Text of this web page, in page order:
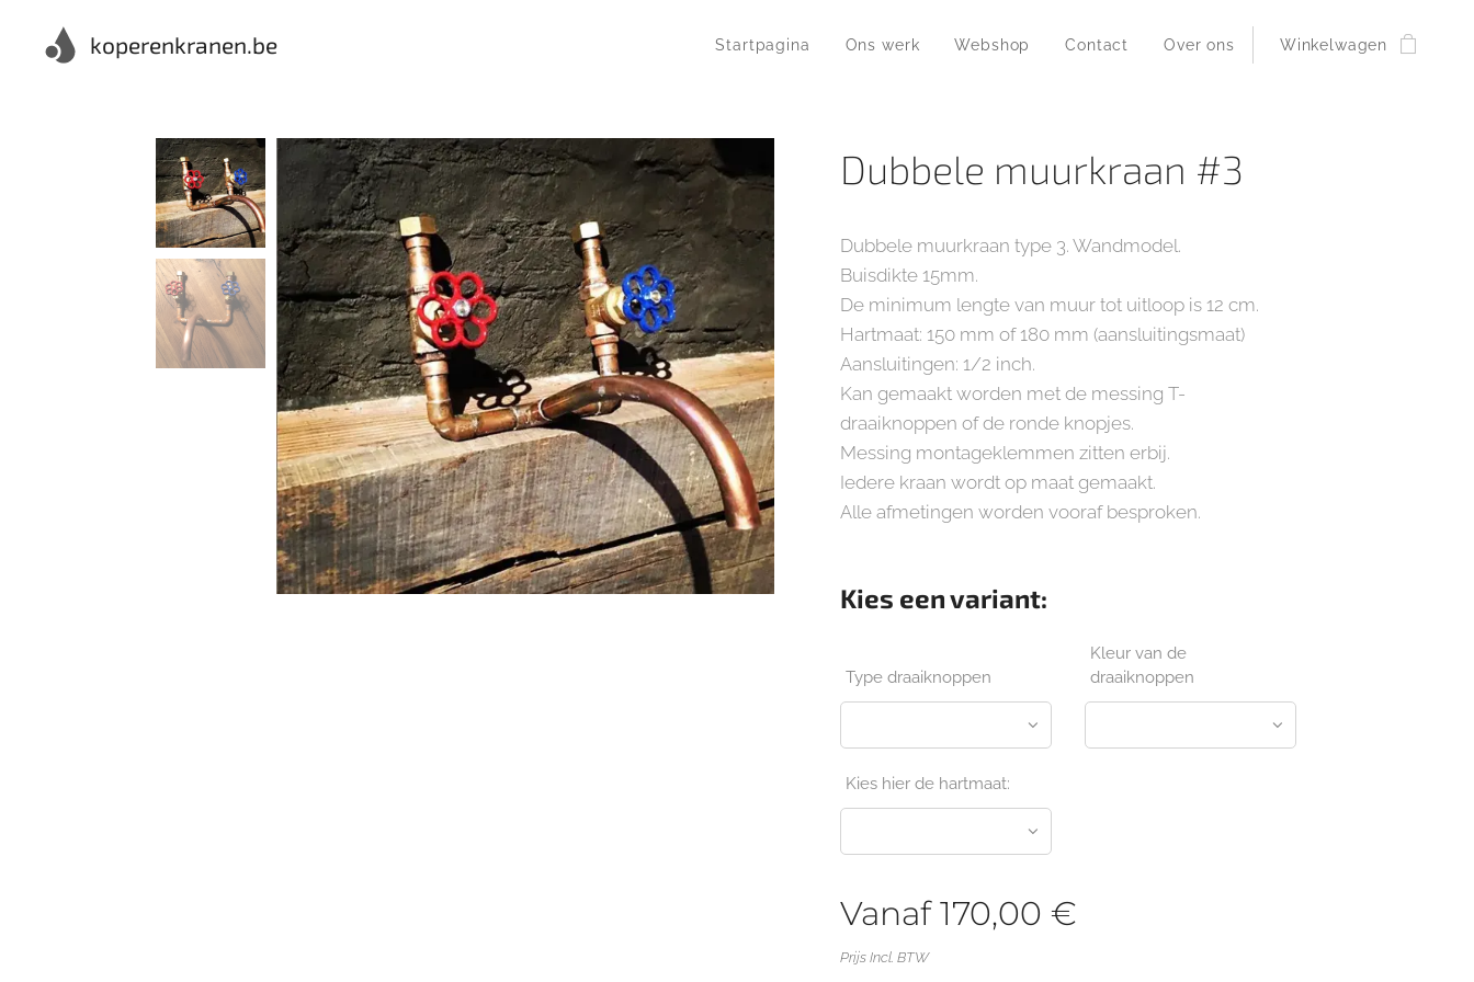
koperenkranen.be Startpagina Ons werk Webshop Contact Over ons Winkelwagen
Dubbele muurkraan #3
Dubbele muurkraan type 3. Wandmodel.
Buisdikte 15mm.
De minimum lengte van muur tot uitloop is 12 cm.
Hartmaat: 150 mm of 180 mm (aansluitingsmaat)
Aansluitingen: 1/2 inch.
Kan gemaakt worden met de messing T-
draaiknoppen of de ronde knopjes.
Messing montageklemmen zitten erbij.
Iedere kraan wordt op maat gemaakt.
Alle afmetingen worden vooraf besproken.
Kies een variant:
Type draaiknoppen
Kleur van de
draaiknoppen
Kies hier de hartmaat:
Vanaf170,00 €
Prijs Incl. BTW